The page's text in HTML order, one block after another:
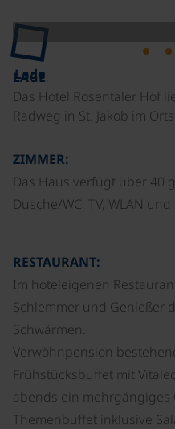
Lade
LAGE:
Das Hotel Rosentaler Hof
Radweg in St. Jakob im
ZIMMER:
Das Haus verfügt über 40
Dusche/WC, TV, WLAN und
RESTAURANT:
Im hoteleigenen
Schlemmer und Genießer
Schwärmen.
Verwöhnpension
Frühstücksbuffet mit
abends ein mehrgängiges
Themenbuffet inklusive